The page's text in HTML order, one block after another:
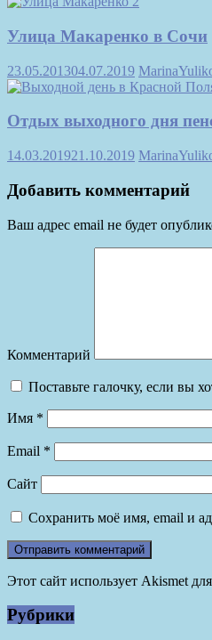
Улица Макаренко в Сочи
23.05.201304.07.2019
Отдых выходного дня
14.03.201921.10.2019
Добавить комментарий
Ваш адрес email не будет
Комментарий
Поставьте галочку, если вы
Имя *
Email *
Сайт
Сохранить моё имя, email и
Этот сайт использует Akismet
Рубрики